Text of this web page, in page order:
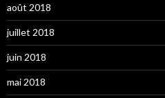
août 2018
juillet 2018
juin 2018
mai 2018